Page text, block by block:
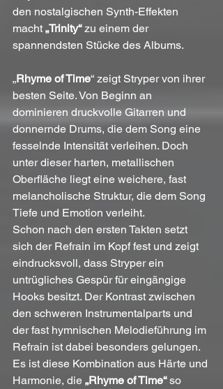
den nostalgischen Synth-Effekten
macht „Trinity“ zu einem der
spannendsten Stücke des Albums.
„Rhyme of Time“ zeigt Stryper von ihrer
besten Seite. Von Beginn an
dominieren druckvolle Gitarren und
donnernde Drums, die dem Song eine
fesselnde Intensität verleihen. Doch
unter dieser harten, metallischen
Oberfläche liegt eine weichere, fast
melancholische Struktur, die dem Song
Tiefe und Emotion verleiht.
Schon nach den ersten Takten setzt
sich der Refrain im Kopf fest und zeigt
eindrucksvoll, dass Stryper ein
untrügliches Gespür für eingängige
Hooks besitzt. Der Kontrast zwischen
den schweren Instrumentalparts und
der fast hymnischen Melodieführung im
Refrain ist dabei besonders gelungen.
Es ist diese Kombination aus Härte und
Harmonie, die „Rhyme of Time“ so